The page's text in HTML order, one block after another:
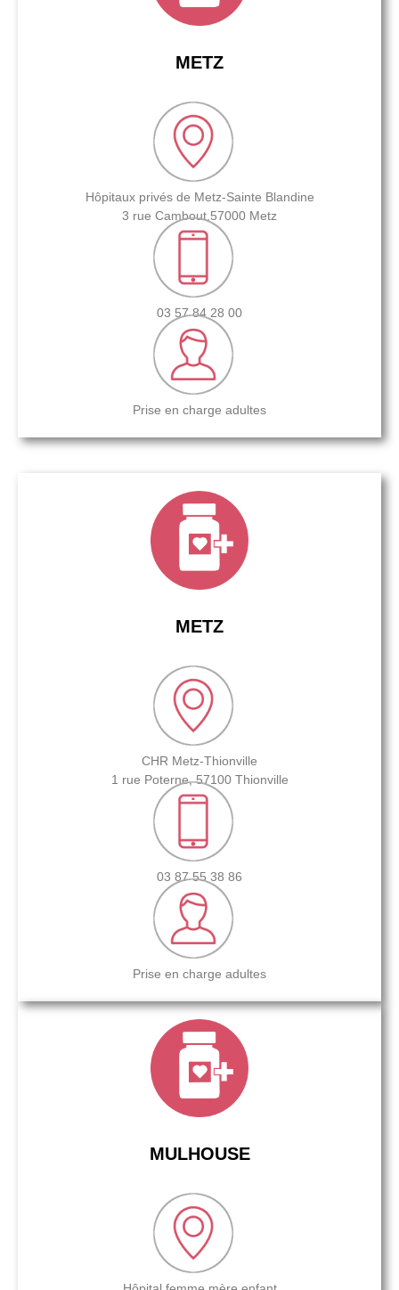
METZ
Hôpitaux privés de Metz-Sainte Blandine
3 rue Cambout,57000 Metz
03 57 84 28 00​
Prise en charge adultes
METZ
CHR Metz-Thionville
1 rue Poterne, 57100 Thionville
03 87 55 38 86
Prise en charge adultes
MULHOUSE